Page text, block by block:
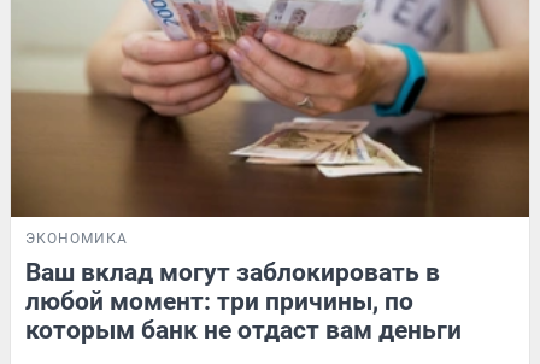
ЭКОНОМИКА
Ваш вклад могут заблокировать в
любой момент: три причины, по
которым банк не отдаст вам деньги